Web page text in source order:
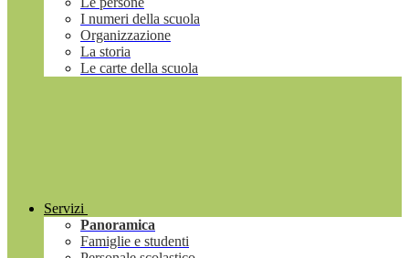
I numeri della scuola
Organizzazione
La storia
Le carte della scuola
Servizi
Panoramica
Famiglie e studenti